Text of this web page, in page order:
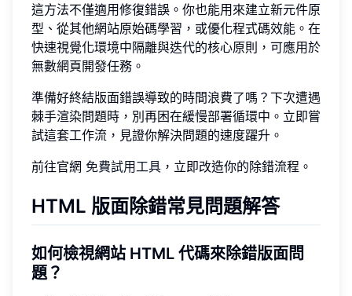
這方法不僅適用修復錯誤。你也能用來建立新元件原
型、從其他網站原始碼學習，或優化程式碼效能。在
快速視覺化環境中隔離與迭代的核心原則，可應用於
無數網頁開發任務。
準備好終結版面錯誤導致的時間浪費了嗎？下次遭遇
棘手渲染問題時，別再困在緩慢部署循環中。立即嘗
試這套工作流，見證你解決問題的速度躍升。
前往官網 免費試用工具 ，立即改造你的除錯流程。
HTML 版面除錯常見問題解答
如何檢視網站 HTML 代碼來除錯版面問
題？